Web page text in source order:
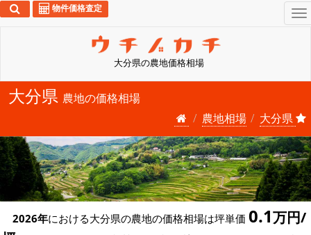
大分県の農地価格相場
物件価格査定
大分県 農地の価格相場
農地相場
大分県
2026年における大分県の農地の価格相場は坪単価 0.1万円/